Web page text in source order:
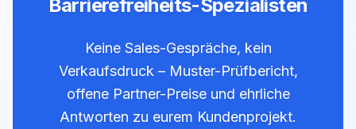
Barrierefreiheits-Spezialisten
Keine Sales-Gespräche, kein
Verkaufsdruck – Muster-Prüfbericht,
offene Partner-Preise und ehrliche
Antworten zu eurem Kundenprojekt.